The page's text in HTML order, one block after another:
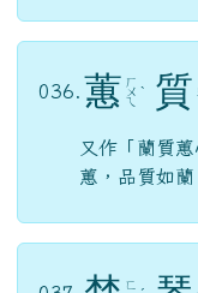
036. 蕙 ㄏ
ㄨ
ㄟ
ˋ 質
又作「蘭質
蕙，品質如
ㄈ